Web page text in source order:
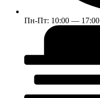
Пн-Пт: 10:00 — 17:00